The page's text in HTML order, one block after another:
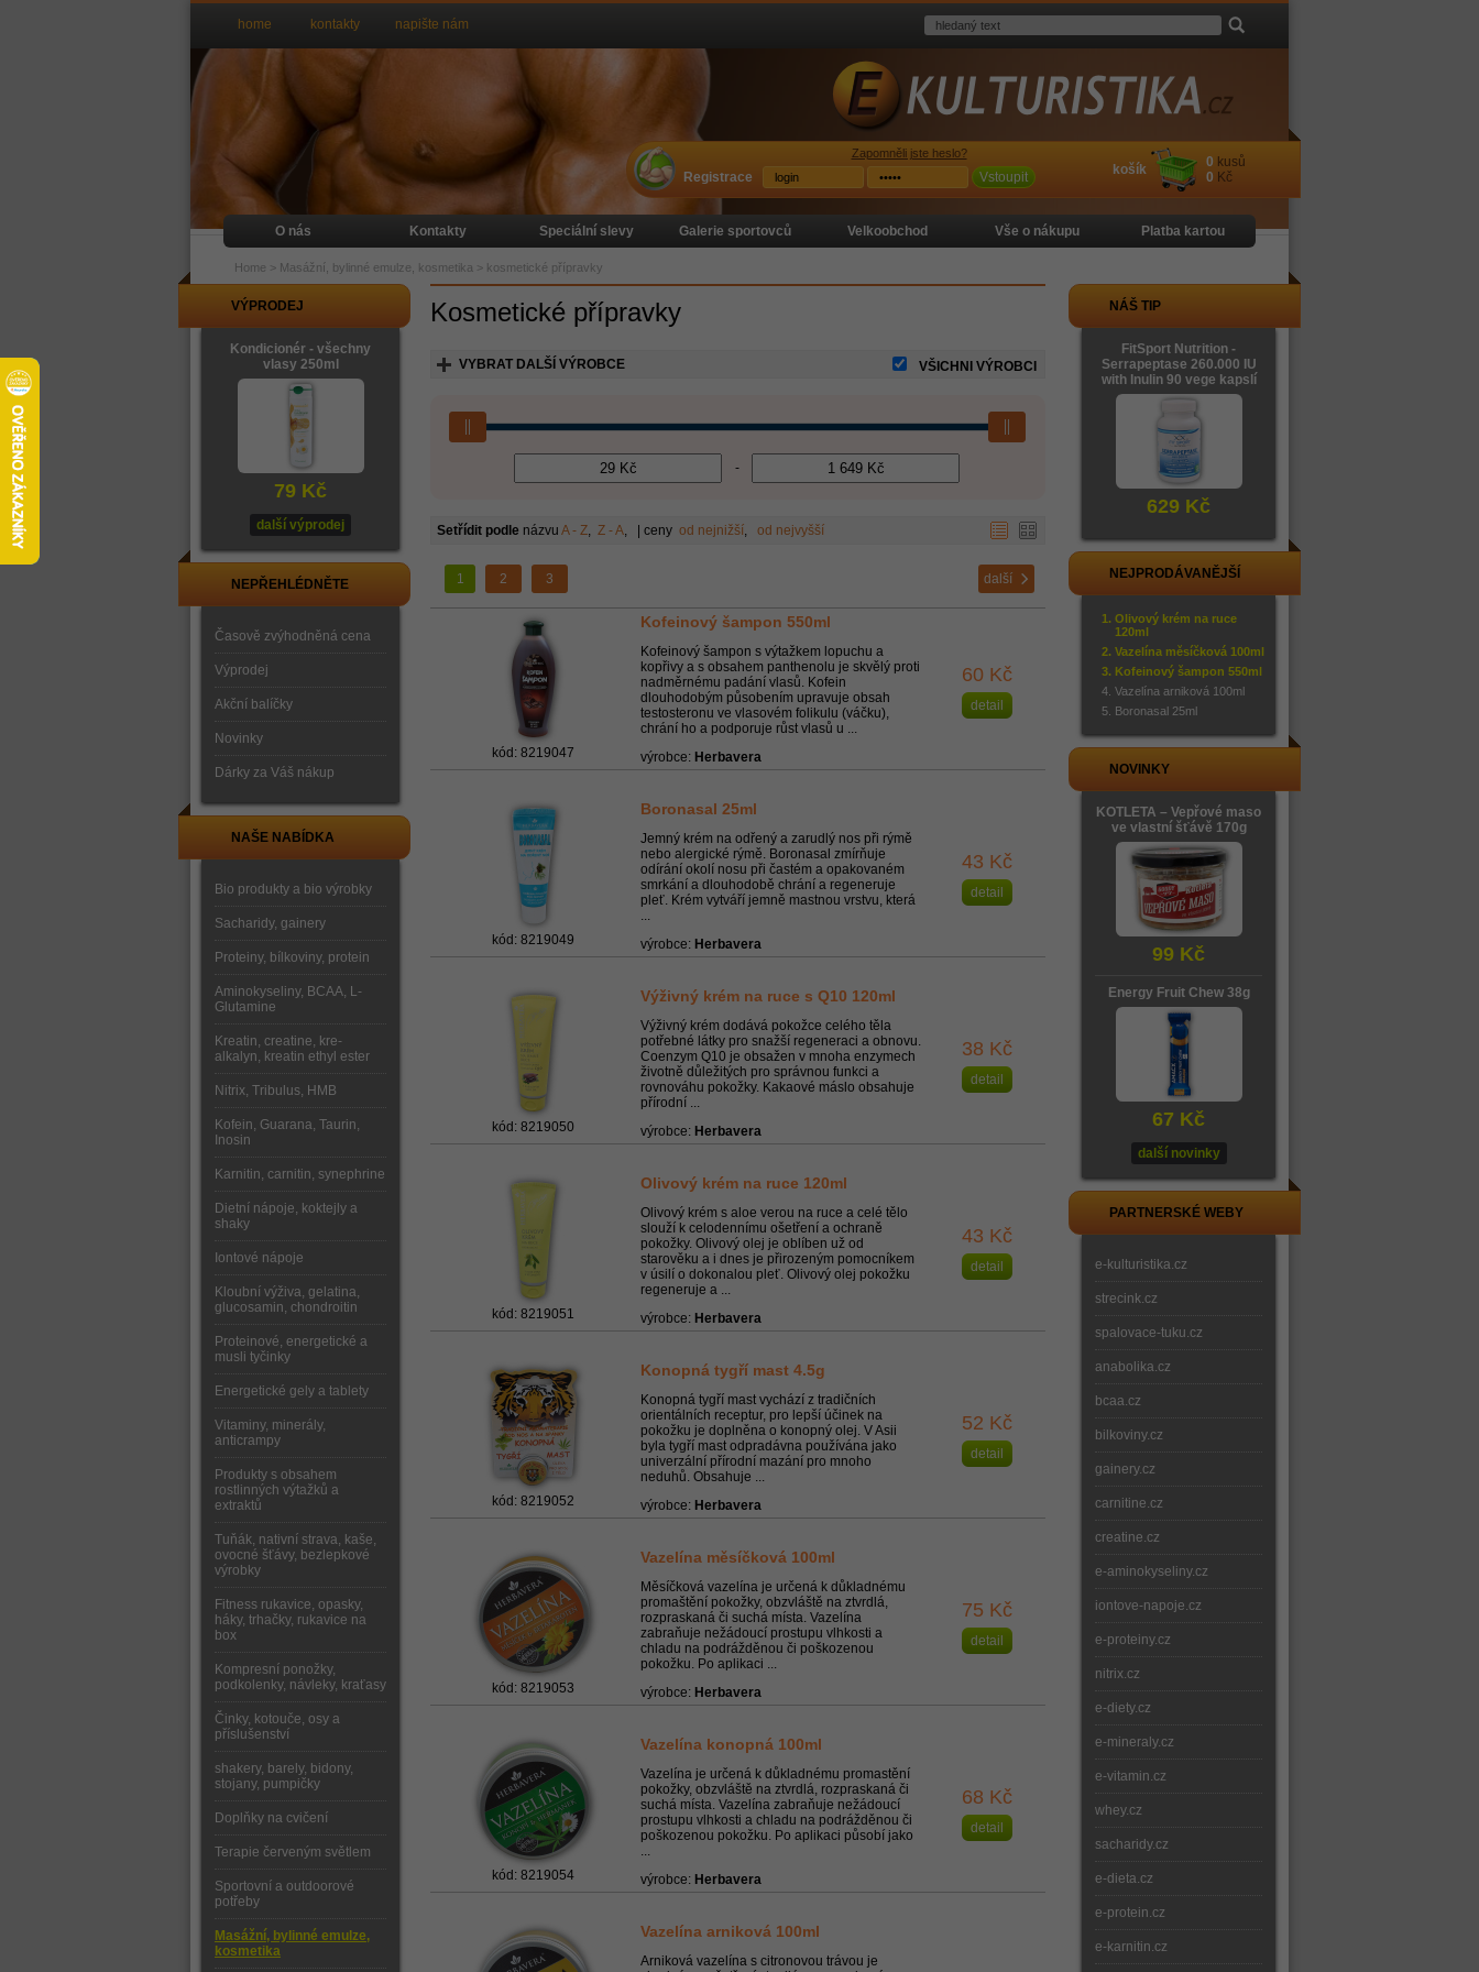
Kosmetické přípravky
VYBRAT DALŠÍ VÝROBCE VŠICHNI VÝROBCI
-
Setřídit podle názvu A - Z, Z - A, | ceny od nejnižší, od nejvyšší
1 2 3 další
kód: 8219047
Kofeinový šampon 550ml
Kofeinový šampon s výtažkem lopuchu a
kopřivy a s obsahem panthenolu je skvělý proti
nadměrnému padání vlasů. Kofein
dlouhodobým působením upravuje obsah
testosteronu ve vlasovém folikulu (váčku),
chrání ho a podporuje růst vlasů u ...
výrobce: Herbavera
60 Kč
detail
kód: 8219049
Boronasal 25ml
Jemný krém na odřený a zarudlý nos při rýmě
nebo alergické rýmě. Boronasal zmírňuje
odírání okolí nosu při častém a opakovaném
smrkání a dlouhodobě chrání a regeneruje
pleť. Krém vytváří jemně mastnou vrstvu, která
...
výrobce: Herbavera
43 Kč
detail
kód: 8219050
Výživný krém na ruce s Q10 120ml
Výživný krém dodává pokožce celého těla
potřebné látky pro snažší regeneraci a obnovu.
Coenzym Q10 je obsažen v mnoha enzymech
životně důležitých pro správnou funkci a
rovnováhu pokožky. Kakaové máslo obsahuje
přírodní ...
výrobce: Herbavera
38 Kč
detail
kód: 8219051
Olivový krém na ruce 120ml
Olivový krém s aloe verou na ruce a celé tělo
slouží k celodennímu ošetření a ochraně
pokožky. Olivový olej je oblíben už od
starověku a i dnes je přirozeným pomocníkem
v úsilí o dokonalou pleť. Olivový olej pokožku
regeneruje a ...
výrobce: Herbavera
43 Kč
detail
kód: 8219052
Konopná tygří mast 4.5g
Konopná tygří mast vychází z tradičních
orientálních receptur, pro lepší účinek na
pokožku je doplněna o konopný olej. V Asii
byla tygří mast odpradávna používána jako
univerzální přírodní mazání pro mnoho
neduhů. Obsahuje ...
výrobce: Herbavera
52 Kč
detail
kód: 8219053
Vazelína měsíčková 100ml
Měsíčková vazelína je určená k důkladnému
promaštění pokožky, obzvláště na ztvrdlá,
rozpraskaná či suchá místa. Vazelína
zabraňuje nežádoucí prostupu vlhkosti a
chladu na podrážděnou či poškozenou
pokožku. Po aplikaci ...
výrobce: Herbavera
75 Kč
detail
kód: 8219054
Vazelína konopná 100ml
Vazelína je určená k důkladnému promastění
pokožky, obzvláště na ztvrdlá, rozpraskaná či
suchá místa. Vazelína zabraňuje nežádoucí
prostupu vlhkosti a chladu na podrážděnou či
poškozenou pokožku. Po aplikaci působí jako
...
výrobce: Herbavera
68 Kč
detail
Vazelína arniková 100ml
Arniková vazelína s citronovou trávou je
VÝPRODEJ
Kondicionér - všechny
vlasy 250ml
79 Kč
další výprodej
NEPŘEHLÉDNĚTE
Časově zvýhodněná cena
Výprodej
Akční balíčky
Novinky
Dárky za Váš nákup
NAŠE NABÍDKA
Bio produkty a bio výrobky
Sacharidy, gainery
Proteiny, bílkoviny, protein
Aminokyseliny, BCAA, L-
Glutamine
Kreatin, creatine, kre-
alkalyn, kreatin ethyl ester
Nitrix, Tribulus, HMB
Kofein, Guarana, Taurin,
Inosin
Karnitin, carnitin, synephrine
Dietní nápoje, koktejly a
shaky
Iontové nápoje
Kloubní výživa, gelatina,
glucosamin, chondroitin
Proteinové, energetické a
musli tyčinky
Energetické gely a tablety
Vitaminy, minerály,
anticrampy
Produkty s obsahem
rostlinných výtažků a
extraktů
Tuňák, nativní strava, kaše,
ovocné šťávy, bezlepkové
výrobky
Fitness rukavice, opasky,
háky, trhačky, rukavice na
box
Kompresní ponožky,
podkolenky, návleky, kraťasy
Činky, kotouče, osy a
příslušenství
shakery, barely, bidony,
stojany, pumpičky
Doplňky na cvičení
Terapie červeným světlem
Sportovní a outdoorové
potřeby
Masážní, bylinné emulze,
kosmetika
NÁŠ TIP
FitSport Nutrition -
Serrapeptase 260.000 IU
with Inulin 90 vege kapslí
629 Kč
NEJPRODÁVANĚJŠÍ
Olivový krém na ruce
120ml
Vazelína měsíčková 100ml
Kofeinový šampon 550ml
Vazelína arniková 100ml
Boronasal 25ml
NOVINKY
KOTLETA – Vepřové maso
ve vlastní šťávě 170g
99 Kč
Energy Fruit Chew 38g
67 Kč
další novinky
PARTNERSKÉ WEBY
e-kulturistika.cz
strecink.cz
spalovace-tuku.cz
anabolika.cz
bcaa.cz
bilkoviny.cz
gainery.cz
carnitine.cz
creatine.cz
e-aminokyseliny.cz
iontove-napoje.cz
e-proteiny.cz
nitrix.cz
e-diety.cz
e-mineraly.cz
e-vitamin.cz
whey.cz
sacharidy.cz
e-dieta.cz
e-protein.cz
e-karnitin.cz
home kontakty napište nám
O nás Kontakty Speciální slevy Galerie sportovců Velkoobchod Vše o nákupu Platba kartou
Home > Masážní, bylinné emulze, kosmetika > kosmetické přípravky
košík 0 kusů
0 Kč
Registrace
Zapomněli jste heslo?
Vstoupit